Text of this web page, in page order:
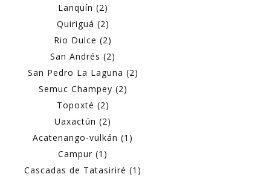
Lanquín (2)
Quiriguá (2)
Rio Dulce (2)
San Andrés (2)
San Pedro La Laguna (2)
Semuc Champey (2)
Topoxté (2)
Uaxactún (2)
Acatenango-vulkán (1)
Campur (1)
Cascadas de Tatasiriré (1)